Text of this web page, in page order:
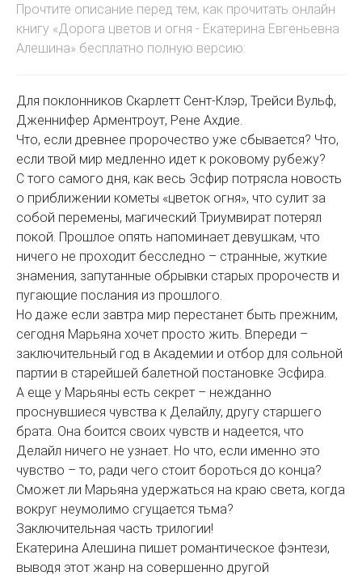
Прочтите описание перед тем, как прочитать онлайн
книгу «Дорога цветов и огня - Екатерина Евгеньевна
Алешина» бесплатно полную версию:
Для поклонников Скарлетт Сент-Клэр, Трейси Вульф,
Дженнифер Арментроут, Рене Ахдие.
Что, если древнее пророчество уже сбывается? Что,
если твой мир медленно идет к роковому рубежу?
С того самого дня, как весь Эсфир потрясла новость
о приближении кометы «цветок огня», что сулит за
собой перемены, магический Триумвират потерял
покой. Прошлое опять напоминает девушкам, что
ничего не проходит бесследно – странные, жуткие
знамения, запутанные обрывки старых пророчеств и
пугающие послания из прошлого.
Но даже если завтра мир перестанет быть прежним,
сегодня Марьяна хочет просто жить. Впереди –
заключительный год в Академии и отбор для сольной
партии в старейшей балетной постановке Эсфира.
А еще у Марьяны есть секрет – нежданно
проснувшиеся чувства к Делайлу, другу старшего
брата. Она боится своих чувств и надеется, что
Делайл ничего не узнает. Но что, если именно это
чувство – то, ради чего стоит бороться до конца?
Сможет ли Марьяна удержаться на краю света, когда
вокруг неумолимо сгущается тьма?
Заключительная часть трилогии!
Екатерина Алешина пишет романтическое фэнтези,
выводя этот жанр на совершенно другой